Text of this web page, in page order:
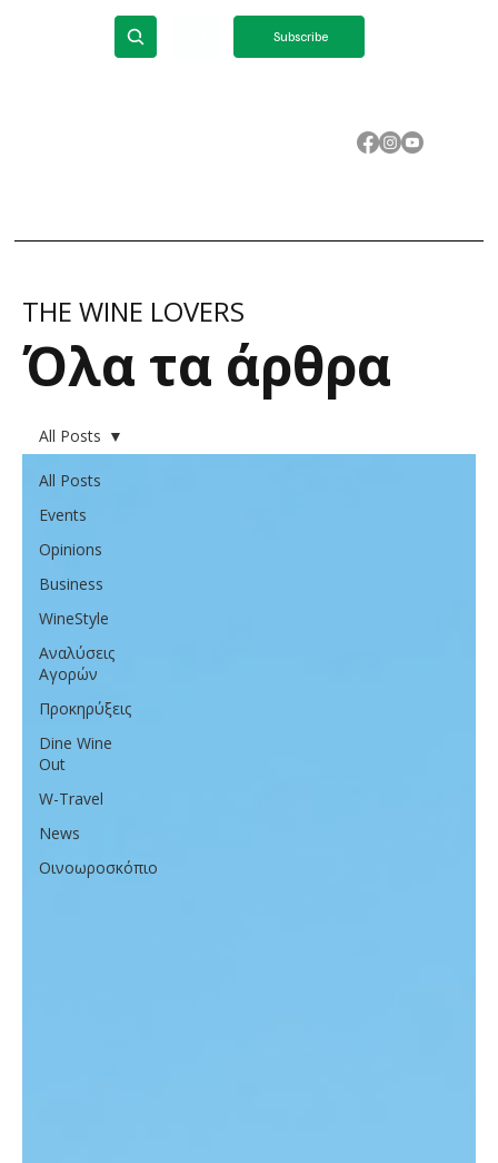
Subscribe
​Όλα τα άρθρα
THE WINE LOVERS
All Posts
Events
Opinions
Business
WineStyle
Αναλύσεις
Αγορών
Προκηρύξεις
Dine Wine
Out
W-Travel
News
Οινοωροσκόπιο
All Posts